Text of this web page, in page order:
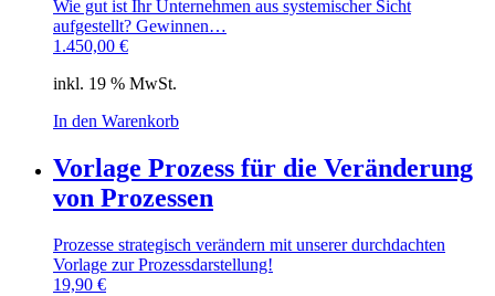
Optionen
Wie gut ist Ihr Unternehmen aus systemischer Sicht
aufgestellt? Gewinnen…
1.450,00 €
inkl. 19 % MwSt.
In den Warenkorb
Vorlage Prozess für die Veränderung
von Prozessen
Prozesse strategisch verändern mit unserer durchdachten
Vorlage zur Prozessdarstellung!
19,90 €